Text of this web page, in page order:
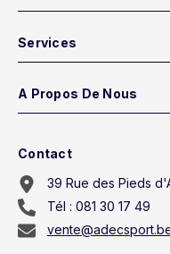
Services
A Propos De Nous
Contact
39 Rue des Pieds
Tél : 081 30 17 49